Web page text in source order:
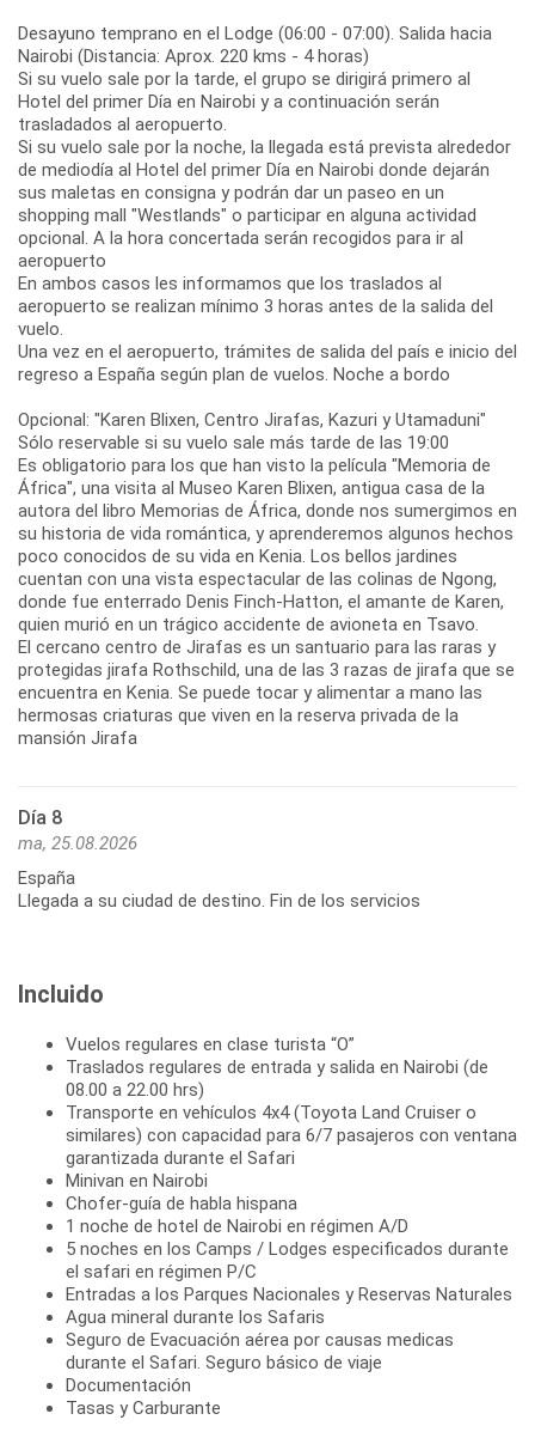
Desayuno temprano en el Lodge (06:00 - 07:00). Salida hacia
Nairobi (Distancia: Aprox. 220 kms - 4 horas)
Si su vuelo sale por la tarde, el grupo se dirigirá primero al
Hotel del primer Día en Nairobi y a continuación serán
trasladados al aeropuerto.
Si su vuelo sale por la noche, la llegada está prevista alrededor
de mediodía al Hotel del primer Día en Nairobi donde dejarán
sus maletas en consigna y podrán dar un paseo en un
shopping mall "Westlands" o participar en alguna actividad
opcional. A la hora concertada serán recogidos para ir al
aeropuerto
En ambos casos les informamos que los traslados al
aeropuerto se realizan mínimo 3 horas antes de la salida del
vuelo.
Una vez en el aeropuerto, trámites de salida del país e inicio del
regreso a España según plan de vuelos. Noche a bordo
Opcional: "Karen Blixen, Centro Jirafas, Kazuri y Utamaduni"
Sólo reservable si su vuelo sale más tarde de las 19:00
Es obligatorio para los que han visto la película "Memoria de
África", una visita al Museo Karen Blixen, antigua casa de la
autora del libro Memorias de África, donde nos sumergimos en
su historia de vida romántica, y aprenderemos algunos hechos
poco conocidos de su vida en Kenia. Los bellos jardines
cuentan con una vista espectacular de las colinas de Ngong,
donde fue enterrado Denis Finch-Hatton, el amante de Karen,
quien murió en un trágico accidente de avioneta en Tsavo.
El cercano centro de Jirafas es un santuario para las raras y
protegidas jirafa Rothschild, una de las 3 razas de jirafa que se
encuentra en Kenia. Se puede tocar y alimentar a mano las
hermosas criaturas que viven en la reserva privada de la
mansión Jirafa
Día 8
ma, 25.08.2026
España
Llegada a su ciudad de destino. Fin de los servicios
Incluido
Vuelos regulares en clase turista “O”
Traslados regulares de entrada y salida en Nairobi (de
08.00 a 22.00 hrs)
Transporte en vehículos 4x4 (Toyota Land Cruiser o
similares) con capacidad para 6/7 pasajeros con ventana
garantizada durante el Safari
Minivan en Nairobi
Chofer-guía de habla hispana
1 noche de hotel de Nairobi en régimen A/D
5 noches en los Camps / Lodges especificados durante
el safari en régimen P/C
Entradas a los Parques Nacionales y Reservas Naturales
Agua mineral durante los Safaris
Seguro de Evacuación aérea por causas medicas
durante el Safari. Seguro básico de viaje
Documentación
Tasas y Carburante